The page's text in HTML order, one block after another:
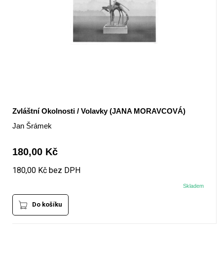
Zvláštní Okolnosti / Volavky (JANA MORAVCOVÁ)
Jan Šrámek
180,00 Kč
180,00 Kč bez DPH
Skladem
Do košíku